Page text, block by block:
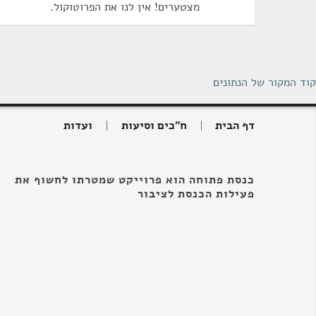
מצטערים! אין לנו את הפרוטוקול.
קוד המקור של הנתונים
דף הבית ח"כים וסיעות ועדות
כנסת פתוחה הוא פרוייקט שמטרתו לחשוף את
פעילות הכנסת לציבור